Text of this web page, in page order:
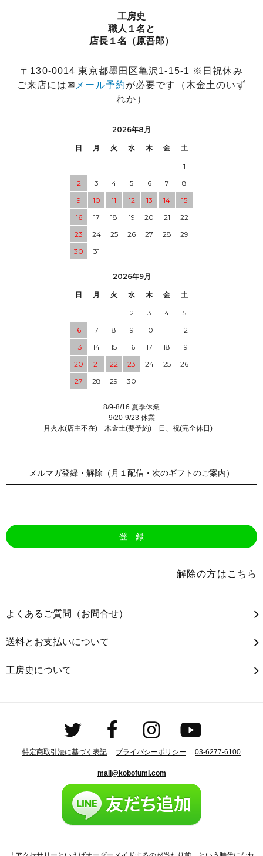
工房史
職人１名と
店長１名（原吾郎）
〒130-0014 東京都墨田区亀沢1-15-1 ※日祝休み
ご来店には✉ メール予約が必要です（木金土のいず
れか）
2026年8月
日 月 火 水 木 金 土
1
2
3 4 5 6 7
8
9
10 11 12 13 14
15
16
17 18 19 20 21
22
23
24 25 26 27 28
29
30
31
2026年9月
日 月 火 水 木 金 土
1 2 3 4
5
6
7 8 9 10 11
12
13
14 15 16 17 18
19
20
21 22 23 24 25
26
27
28 29 30
8/9-8/16 夏季休業
9/20-9/23 休業
月火水(店主不在) 木金土(要予約) 日、祝(完全休日)
メルマガ登録・解除（月１配信・次のギフトのご案内）
解除の方はこちら
よくあるご質問（お問合せ）
送料とお支払いについて
工房史について
特定商取引法に基づく表記 プライバシーポリシー 03-6277-6100
mail@kobofumi.com